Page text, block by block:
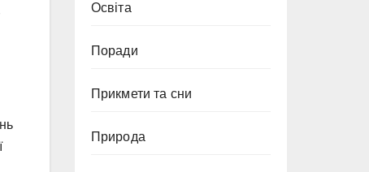
Освіта
Поради
Прикмети та сни
Природа